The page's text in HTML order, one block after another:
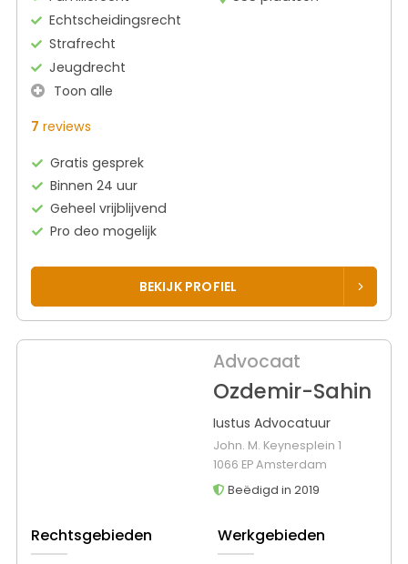
Echtscheidingsrecht
Strafrecht
Jeugdrecht
Toon alle
7 reviews
Gratis gesprek
Binnen 24 uur
Geheel vrijblijvend
Pro deo mogelijk
BEKIJK PROFIEL
Advocaat
Ozdemir-Sahin
Iustus Advocatuur
John. M. Keynesplein 1
1066 EP Amsterdam
Beëdigd in 2019
Rechtsgebieden Werkgebieden